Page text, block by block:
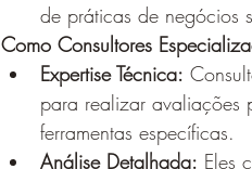
de práticas de negócios
Como Consultores
Expertise Técnica:
para realizar avaliações
ferramentas específicas.
Análise Detalhada: Eles